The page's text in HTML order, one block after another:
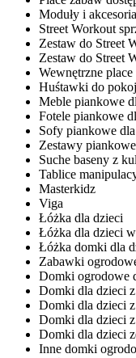
Moduły i
Street Workout
Zestaw do Street
Zestaw do Street
Wewnętrzne
Huśtawki do
Meble piankowe
Fotele piankowe
Sofy piankowe
Zestawy
Suche baseny z
Tablice
Masterkidz
Viga
Łóżka dla dzieci
Łóżka dla dzieci
Łóżka domki dla
Zabawki
Domki ogrodowe
Domki dla dzieci
Domki dla dzieci
Domki dla dzieci z
Domki dla dzieci
Inne domki